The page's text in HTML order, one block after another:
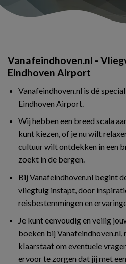
Vanafeindhoven.nl -
Eindhoven Airport
Vanafeindhoven.nl is dé
Eindhoven Airport.
Wij hebben een breed scala
kunt kiezen, of je nu wilt
cultuur wilt ontdekken in een
zoekt in de bergen.
Bij Vanafeindhoven.nl begint
vliegtuig instapt, door
reisbestemmingen en
Je kunt eenvoudig en veilig
boeken bij
klaarstaat om eventuele
ervoor te zorgen dat jij met